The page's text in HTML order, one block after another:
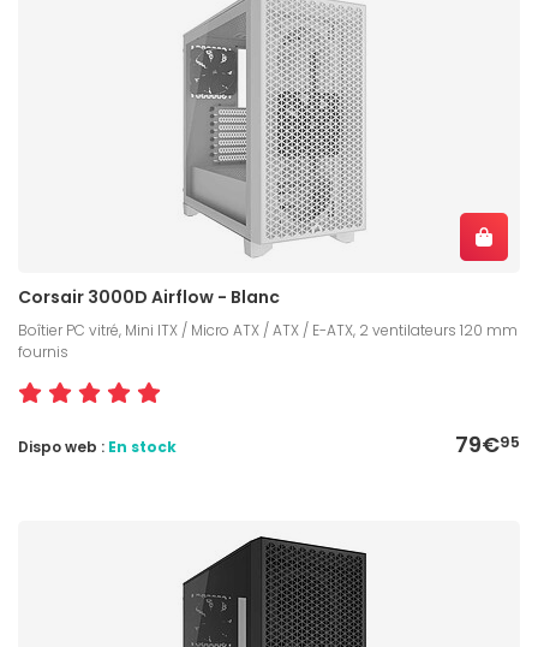
Corsair 3000D Airflow - Blanc
Boîtier PC vitré, Mini ITX / Micro ATX / ATX / E-ATX, 2 ventilateurs 120 mm
fournis
79€95
Dispo web : En stock